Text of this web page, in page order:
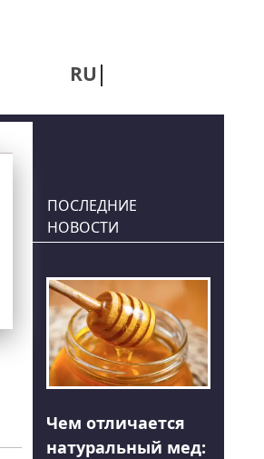
RU
ПОСЛЕДНИЕ
НОВОСТИ
Чем отличается
натуральный мед: